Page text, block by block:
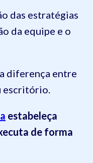
das estratégias
da equipe e o
diferença entre
escritório.
estabeleça
de forma